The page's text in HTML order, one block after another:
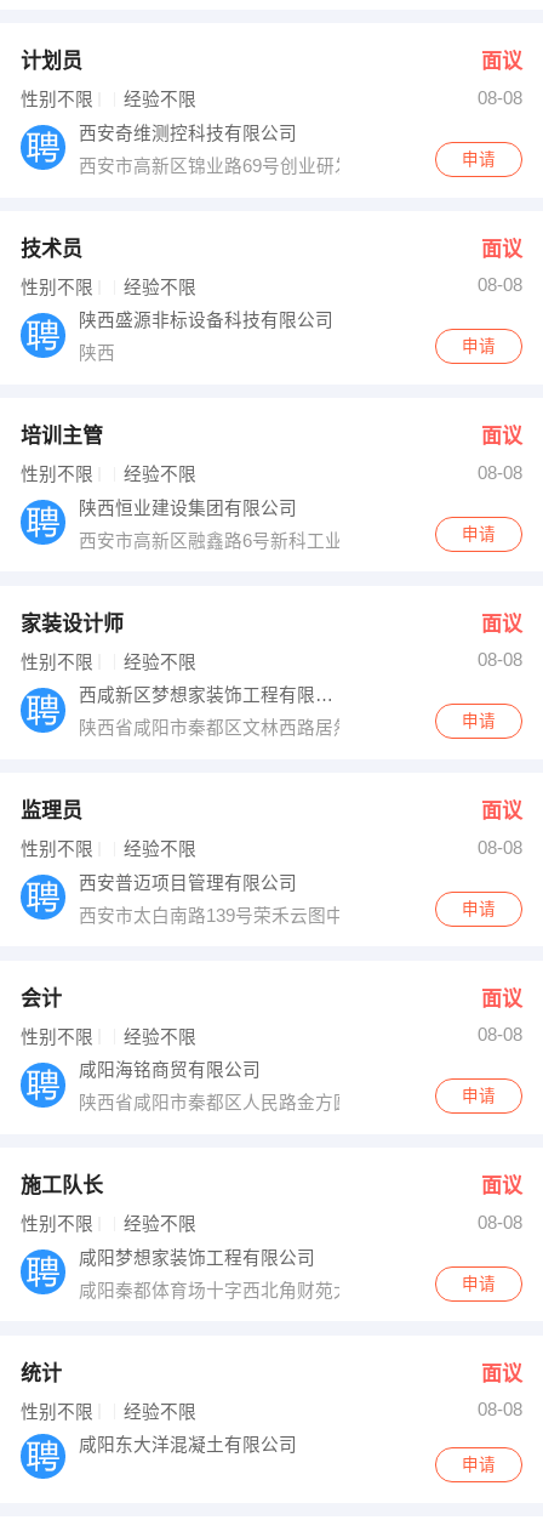
计划员 面议
性别不限 经验不限
08-08
西安奇维测控科技有限公司
西安市高新区锦业路69号创业研发园C区8号
申请
技术员 面议
性别不限 经验不限
08-08
陕西盛源非标设备科技有限公司
陕西
申请
培训主管 面议
性别不限 经验不限
08-08
陕西恒业建设集团有限公司
西安市高新区融鑫路6号新科工业大厦B座5层
申请
家装设计师 面议
性别不限 经验不限
08-08
西咸新区梦想家装饰工程有限公司
陕西省咸阳市秦都区文林西路居然之家
申请
监理员 面议
性别不限 经验不限
08-08
西安普迈项目管理有限公司
西安市太白南路139号荣禾云图中心
申请
会计 面议
性别不限 经验不限
08-08
咸阳海铭商贸有限公司
陕西省咸阳市秦都区人民路金方圆广场15幢23103号
申请
施工队长 面议
性别不限 经验不限
08-08
咸阳梦想家装饰工程有限公司
咸阳秦都体育场十字西北角财苑大厦新乐酒店15层人事部
申请
统计 面议
性别不限 经验不限
08-08
咸阳东大洋混凝土有限公司
申请